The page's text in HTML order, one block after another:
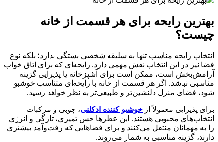
بهترین رایحه برای هر قسمت از خانه
چیست؟
انتخاب رایحه مناسب تنها به سلیقه شخصی بستگی ندارد؛ بلکه نوع
فضا نیز در این انتخاب نقش مهمی دارد. رایحه‌ای که برای اتاق خواب
آرامش‌بخش است، ممکن است برای آشپزخانه یا پذیرایی گزینه
مناسبی نباشد. اگر هر قسمت از خانه با رایحه‌ای متناسب خوشبو
شود، فضای منزل دلنشین‌تر و طبیعی‌تر به نظر خواهد رسید.
برای پذیرایی معمولاً از خوشبو کننده ادکلنی، چوبی و مرکبات
انتخاب‌های محبوبی هستند. این عطرها حس تمیزی، تازگی و انرژی
را به مهمانان منتقل می‌کنند و برای فضاهایی که رفت‌وآمد بیشتری
دارند، گزینه مناسبی به شمار می‌روند.